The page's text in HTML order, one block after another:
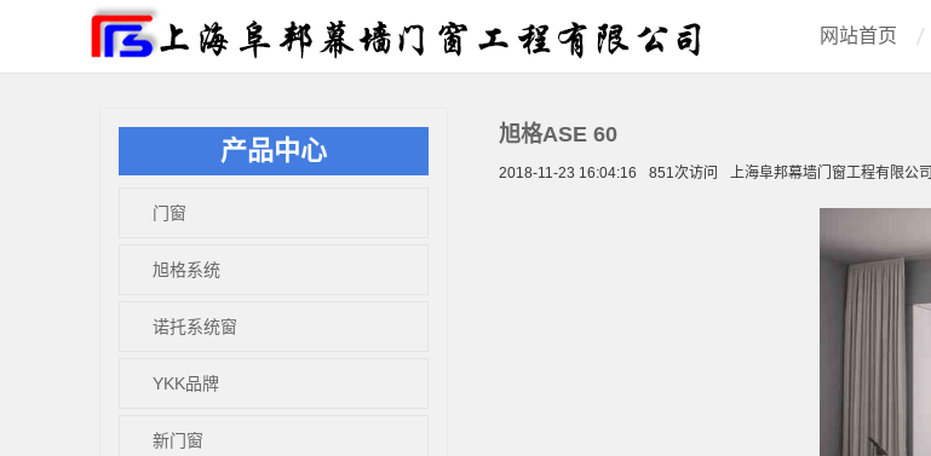
网站首页
产品中心
门窗
旭格系统
诺托系统窗
YKK品牌
新门窗
旭格ASE 60
2018-11-23 16:04:16 851次访问 上海阜邦幕墙门窗工程有限公司